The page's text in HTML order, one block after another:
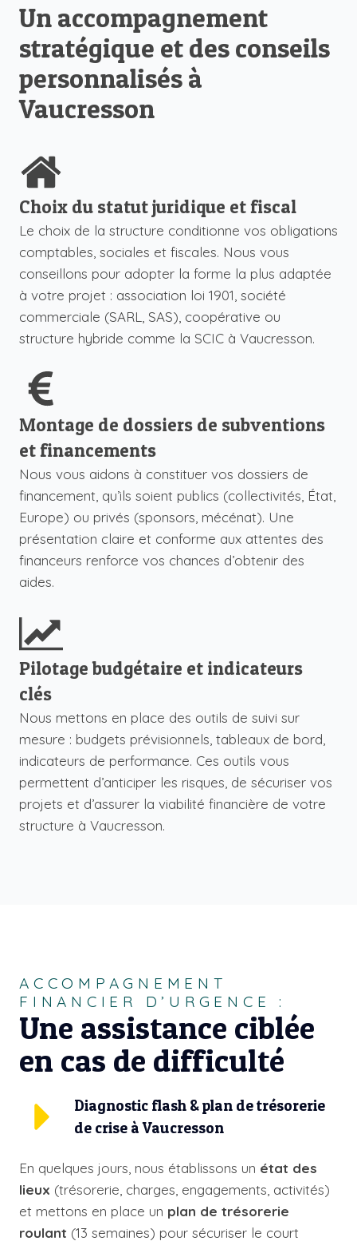
Un accompagnement
stratégique et des conseils
personnalisés à
Vaucresson
Choix du statut juridique et fiscal
Le choix de la structure conditionne vos obligations
comptables, sociales et fiscales. Nous vous
conseillons pour adopter la forme la plus adaptée
à votre projet : association loi 1901, société
commerciale (SARL, SAS), coopérative ou
structure hybride comme la SCIC à Vaucresson.
Montage de dossiers de subventions
et financements
Nous vous aidons à constituer vos dossiers de
financement, qu’ils soient publics (collectivités, État,
Europe) ou privés (sponsors, mécénat). Une
présentation claire et conforme aux attentes des
financeurs renforce vos chances d’obtenir des
aides.
Pilotage budgétaire et indicateurs
clés
Nous mettons en place des outils de suivi sur
mesure : budgets prévisionnels, tableaux de bord,
indicateurs de performance. Ces outils vous
permettent d’anticiper les risques, de sécuriser vos
projets et d’assurer la viabilité financière de votre
structure à Vaucresson.
ACCOMPAGNEMENT
FINANCIER D’URGENCE :
Une assistance ciblée
en cas de difficulté
Diagnostic flash & plan de trésorerie
de crise à Vaucresson
En quelques jours, nous établissons un état des
lieux (trésorerie, charges, engagements, activités)
et mettons en place un plan de trésorerie
roulant (13 semaines) pour sécuriser le court